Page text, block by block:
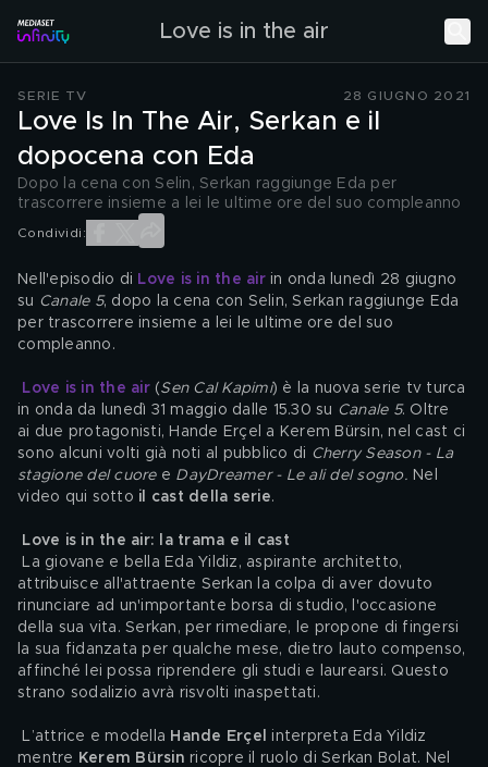
Love is in the air
SERIE TV 28 GIUGNO 2021
Love Is In The Air, Serkan e il
dopocena con Eda
Dopo la cena con Selin, Serkan raggiunge Eda per
trascorrere insieme a lei le ultime ore del suo compleanno
Condividi:
Nell'episodio di Love is in the air in onda lunedì 28 giugno
su Canale 5, dopo la cena con Selin, Serkan raggiunge Eda
per trascorrere insieme a lei le ultime ore del suo
compleanno.
Love is in the air (Sen Cal Kapimi) è la nuova serie tv turca
in onda da lunedì 31 maggio dalle 15.30 su Canale 5. Oltre
ai due protagonisti, Hande Erçel a Kerem Bürsin, nel cast ci
sono alcuni volti già noti al pubblico di Cherry Season - La
stagione del cuore e DayDreamer - Le ali del sogno. Nel
video qui sotto il cast della serie.
Love is in the air: la trama e il cast
attribuisce all'attraente Serkan la colpa di aver dovuto
rinunciare ad un'importante borsa di studio, l'occasione
della sua vita. Serkan, per rimediare, le propone di fingersi
la sua fidanzata per qualche mese, dietro lauto compenso,
affinché lei possa riprendere gli studi e laurearsi. Questo
strano sodalizio avrà risvolti inaspettati.
L’attrice e modella Hande Erçel
interpreta Eda Yildiz
mentre Kerem Bürsin ricopre il ruolo di Serkan Bolat. Nel